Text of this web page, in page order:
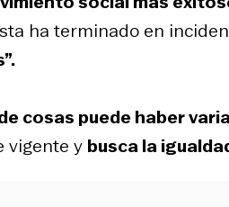
ha terminado en
cosas puede haber
vigente y busca la